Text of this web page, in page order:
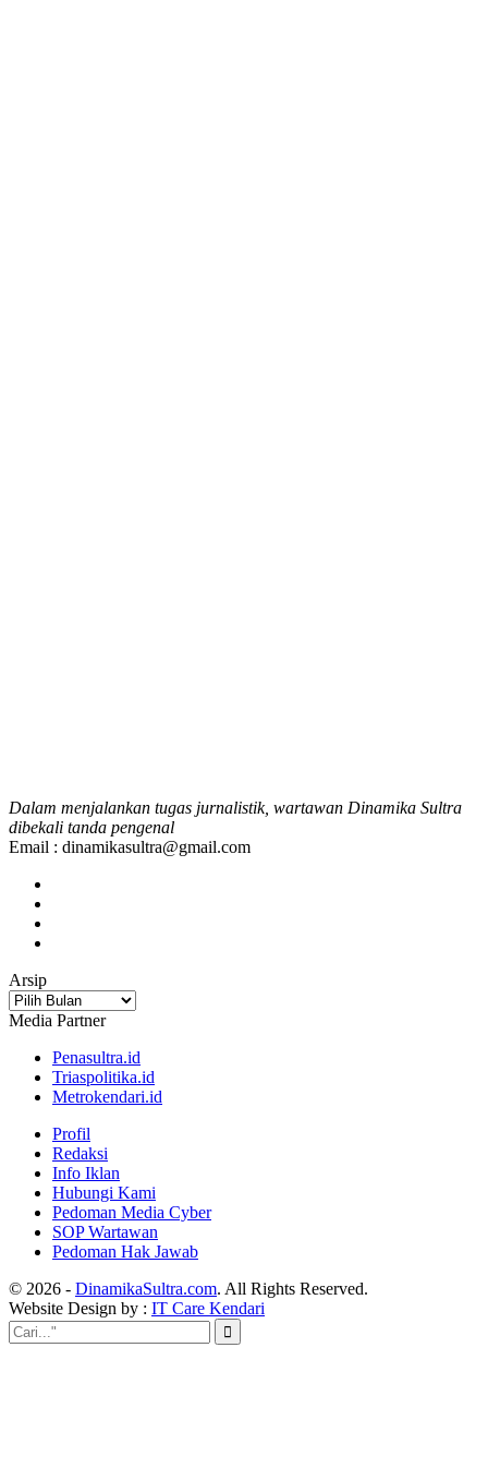
Dalam menjalankan tugas jurnalistik, wartawan Dinamika Sultra
dibekali tanda pengenal
Email : dinamikasultra@gmail.com
Arsip
Arsip
Media Partner
Penasultra.id
Triaspolitika.id
Metrokendari.id
Profil
Redaksi
Info Iklan
Hubungi Kami
Pedoman Media Cyber
SOP Wartawan
Pedoman Hak Jawab
© 2026 - DinamikaSultra.com. All Rights Reserved.
Website Design by : IT Care Kendari